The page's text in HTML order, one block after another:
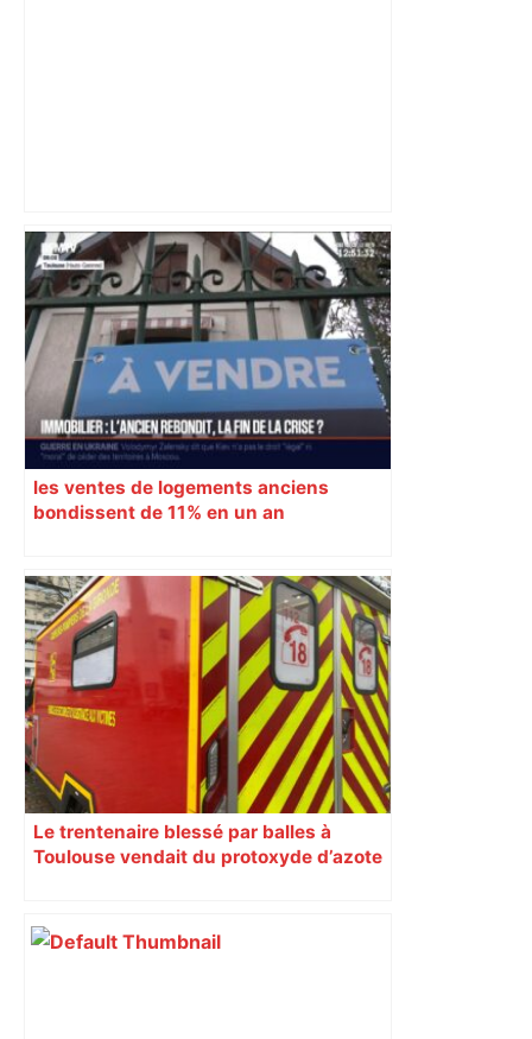
les agriculteurs manifestent malgré les
interdictions
les ventes de logements anciens
bondissent de 11% en un an
Le trentenaire blessé par balles à
Toulouse vendait du protoxyde d’azote